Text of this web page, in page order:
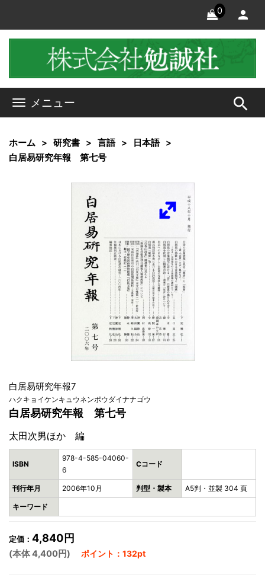
0
メニュー search
ホーム 研究書 言語
日本語
白居易研究年報 第七号
白居易研究年報7
ハクキョイケンキュウネンポウダイナナゴウ
白居易研究年報 第七号
太田次男ほか 編
ISBN
978-4-585-04060-
6
Cコード
刊行年月 2006年10月 判型・製本 A5判・並製 304 頁
キーワード
定価： 4,840円
(本体 4,400円) ポイント：132pt